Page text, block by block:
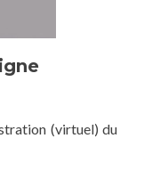
(virtuel) du